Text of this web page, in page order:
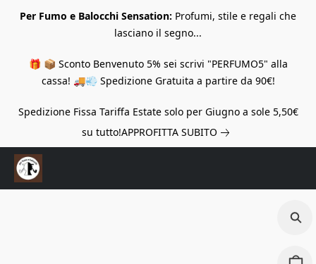
Per Fumo e Balocchi Sensation: Profumi, stile e regali che
lasciano il segno...
🎁 📦 Sconto Benvenuto 5% sei scrivi "PERFUMO5" alla
cassa! 🚚💨 Spedizione Gratuita a partire da 90€!
Spedizione Fissa Tariffa Estate solo per Giugno a sole 5,50€
su tutto!APPROFITTA SUBITO